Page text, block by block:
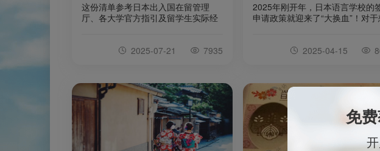
这份清单参考日本出入国在留管理
厅、各大学官方指引及留学生实际经
助你轻装上阵，顺利开启日本留学新
2025-07-21 7935
2025年刚开年，日本语言学校的
申请政策就迎来了“大换血”！对于
审查标准，连签证的通过率也悄
你也在计划走进日语的世界，那
文章一定要看到底——我们将带你
探最新政策背后的门道，帮你抢先
握申请先机！1.领区（北京/上海
签证通过率对比：✅2024年签证
2025-04-15
免